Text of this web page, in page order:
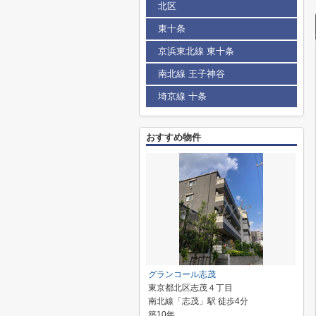
北区
東十条
京浜東北線 東十条
南北線 王子神谷
埼京線 十条
おすすめ物件
グランコール志茂
東京都北区志茂４丁目
南北線「志茂」駅 徒歩4分